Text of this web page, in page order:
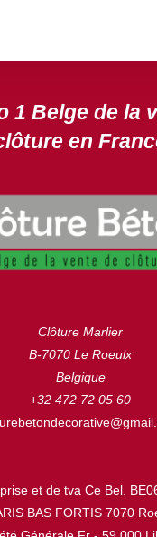
1 Belge de la
en
Clôture Marlier
B-7070 Le Roeulx
Belgique
+32 472 72 05 60
et de tva Ce Bel.
BAS FORTIS 7070